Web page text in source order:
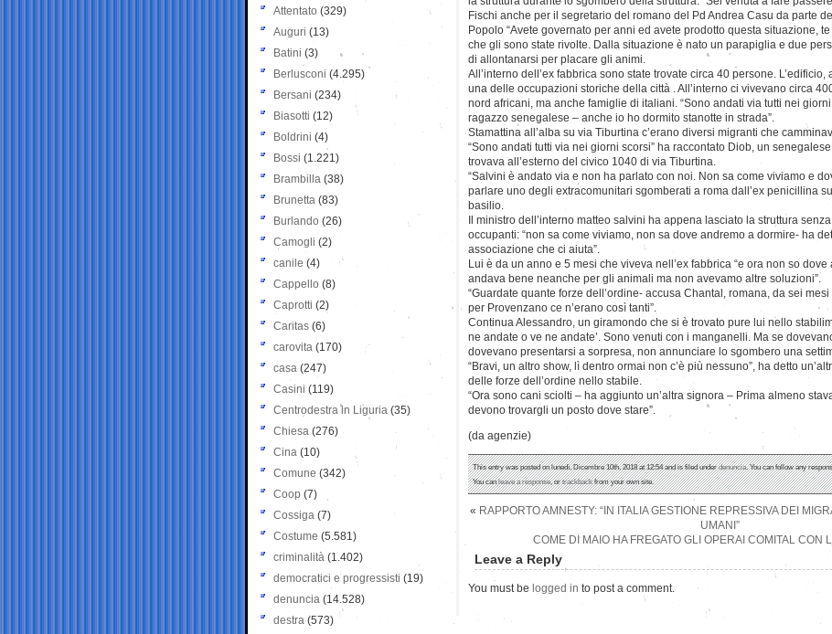
Fischi anche per il segretario del romano del Pd Andrea Casu da parte
Popolo “Avete governato per anni ed avete prodotto questa situazione,
che gli sono state rivolte. Dalla situazione è nato un parapiglia e due
di allontanarsi per placare gli animi.
All’interno dell’ex fabbrica sono state trovate circa 40 persone.
una delle occupazioni storiche della città . All’interno ci vivevano circa
nord africani, ma anche famiglie di italiani. “Sono andati via tutti nei
ragazzo senegalese – anche io ho dormito stanotte in strada”.
Stamattina all’alba su via Tiburtina c’erano diversi migranti che
“Sono andati tutti via nei giorni scorsi” ha raccontato Diob, un
trovava all’esterno del civico 1040 di via Tiburtina.
“Salvini è andato via e non ha parlato con noi. Non sa come viviamo e
parlare uno degli extracomunitari sgomberati a roma dall’ex penicillina
basilio.
Il ministro dell’interno matteo salvini ha appena lasciato la struttura
occupanti: “non sa come viviamo, non sa dove andremo a dormire- ha
associazione che ci aiuta”.
Lui è da un anno e 5 mesi che viveva nell’ex fabbrica “e ora non so
andava bene neanche per gli animali ma non avevamo altre soluzioni”.
“Guardate quante forze dell’ordine- accusa Chantal, romana, da sei
per Provenzano ce n’erano così tanti”.
Continua Alessandro, un giramondo che si è trovato pure lui nello
ne andate o ve ne andate’. Sono venuti con i manganelli. Ma se
dovevano presentarsi a sorpresa, non annunciare lo sgombero una
“Bravi, un altro show, lì dentro ormai non c’è più nessuno”, ha detto
delle forze dell’ordine nello stabile.
“Ora sono cani sciolti – ha aggiunto un’altra signora – Prima almeno
devono trovargli un posto dove stare”.
(da agenzie)
This entry was posted on lunedì, Dicembre 10th, 2018 at 12:54 and is filed underdenuncia. You can follow any
You canleave a response, ortrackbackfrom your own site.
« RAPPORTO AMNESTY: “IN ITALIA GESTIONE REPRESSIVA DEI
UMANI”
COME DI MAIO HA FREGATO GLI OPERAI COMITAL CON
Leave a Reply
You must be logged in to post a comment.
Attentato (329)
Auguri (13)
Batini (3)
Berlusconi (4.295)
Bersani (234)
Biasotti (12)
Boldrini (4)
Bossi (1.221)
Brambilla (38)
Brunetta (83)
Burlando (26)
Camogli (2)
canile (4)
Cappello (8)
Caprotti (2)
Caritas (6)
carovita (170)
casa (247)
Casini (119)
Centrodestra in Liguria (35)
Chiesa (276)
Cina (10)
Comune (342)
Coop (7)
Cossiga (7)
Costume (5.581)
criminalità (1.402)
democratici e progressisti (19)
denuncia (14.528)
destra (573)